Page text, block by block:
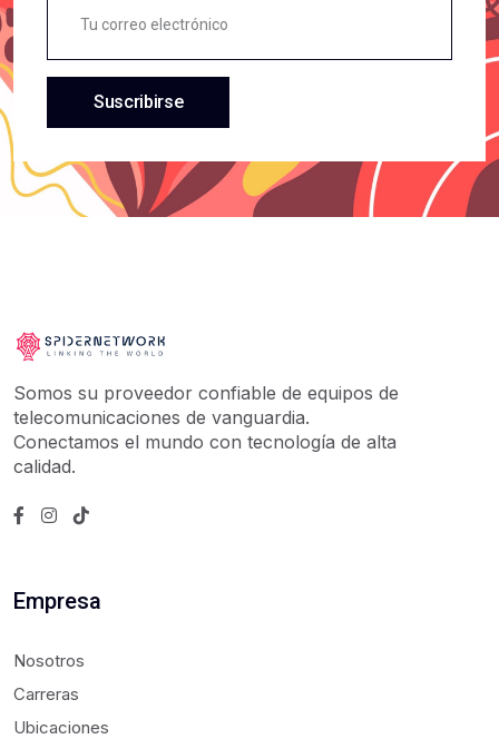
Suscribirse
Somos su proveedor confiable de equipos de
telecomunicaciones de vanguardia.
Conectamos el mundo con tecnología de alta
calidad.
Empresa
Nosotros
Carreras
Ubicaciones